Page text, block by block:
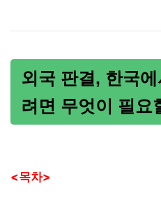
외국 판결, 한국
려면 무엇이 필요
<목차>